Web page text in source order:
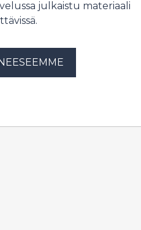
julkaistu materiaali